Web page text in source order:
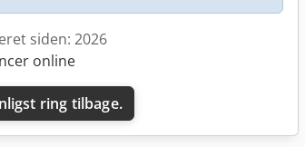
siden: 2026
online
ring tilbage.